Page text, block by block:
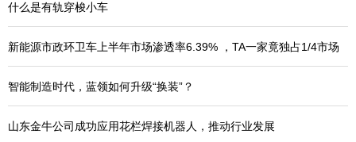
专用车企业
什么是有轨穿梭小车
新能源市政环卫车上半年市场渗透率6.39% ，TA一家竟独占1/4市场
份额
智能制造时代，蓝领如何升级“换装”？
山东金牛公司成功应用花栏焊接机器人，推动行业发展